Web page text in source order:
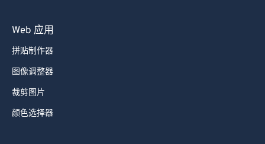
Web 应用
拼贴制作器
图像调整器
裁剪图片
颜色选择器